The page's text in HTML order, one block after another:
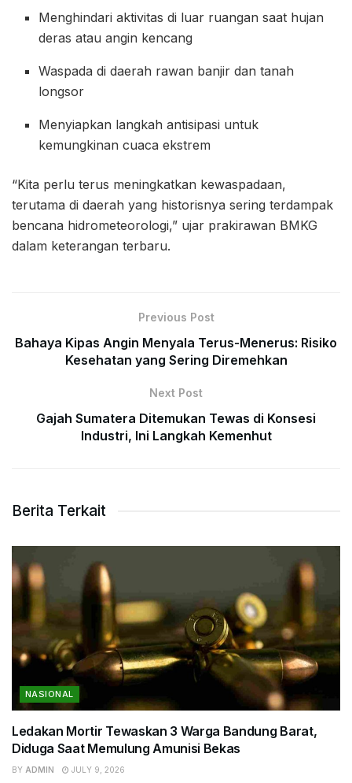
Menghindari aktivitas di luar ruangan saat hujan
deras atau angin kencang
Waspada di daerah rawan banjir dan tanah
longsor
Menyiapkan langkah antisipasi untuk
kemungkinan cuaca ekstrem
“Kita perlu terus meningkatkan kewaspadaan,
terutama di daerah yang historisnya sering terdampak
bencana hidrometeorologi,” ujar prakirawan BMKG
dalam keterangan terbaru.
Previous Post
Bahaya Kipas Angin Menyala Terus-Menerus: Risiko
Kesehatan yang Sering Diremehkan
Next Post
Gajah Sumatera Ditemukan Tewas di Konsesi
Industri, Ini Langkah Kemenhut
Berita Terkait
NASIONAL
Ledakan Mortir Tewaskan 3 Warga Bandung Barat,
Diduga Saat Memulung Amunisi Bekas
BY ADMIN JULY 9, 2026